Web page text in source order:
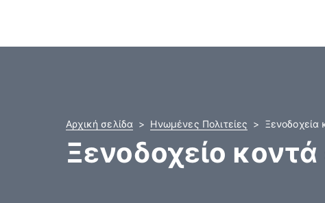
Αρχική σελίδα Ηνωμένες Πολιτείες Ξενοδοχεία
Ξενοδοχείο